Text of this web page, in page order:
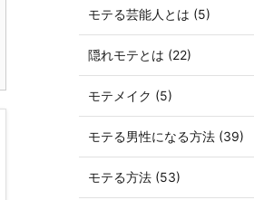
モテる芸能人とは (5)
隠れモテとは (22)
モテメイク (5)
モテる男性になる方法 (39)
モテる方法 (53)